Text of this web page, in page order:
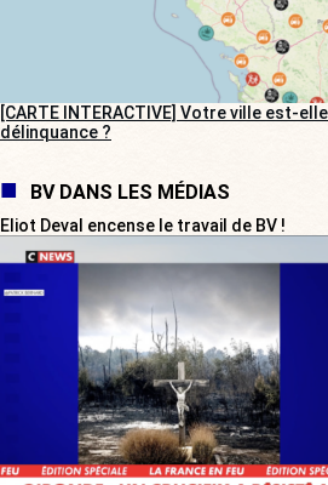
[CARTE INTERACTIVE] Votre ville est-
délinquance ?
BV DANS LES MÉDIAS
Eliot Deval encense le travail de BV !